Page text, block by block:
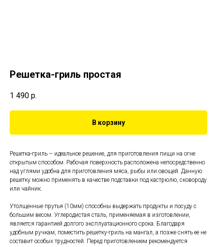
Решетка-гриль простая
1 490 р.
В корзину
Решетка-гриль – идеальное решение, для приготовления пищи на огне
открытым способом. Рабочая поверхность расположена непосредственно
над углями удобна для приготовления мяса, рыбы или овощей. Данную
решетку можно применять в качестве подставки под кастрюлю, сковороду
или чайник.
Утолщенные прутья (10мм) способны выдержать продукты и посуду с
большим весом. Углеродистая сталь, применяемая в изготовлении,
является гарантией долгого эксплуатационного срока. Благодаря
удобным ручкам, поместить решетку-гриль на мангал, а позже снять ее не
составит особых трудностей. Перед приготовлением рекомендуется